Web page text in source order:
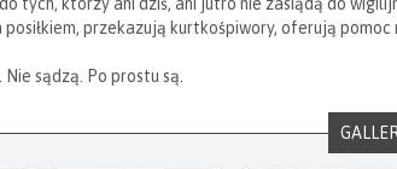
tych, którzy ani dziś, ani jutro nie zasiądą do
przekazują kurtkośpiwory, oferują pomoc
Nie sądzą. Po prostu są.